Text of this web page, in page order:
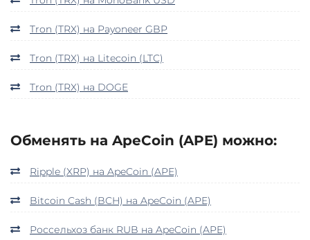
Tron (TRX) на Payoneer GBP
Tron (TRX) на Litecoin (LTC)
Tron (TRX) на DOGE
Обменять на ApeCoin (APE) можно:
Ripple (XRP) на ApeCoin (APE)
Bitcoin Cash (BCH) на ApeCoin (APE)
Россельхоз банк RUB на ApeCoin (APE)